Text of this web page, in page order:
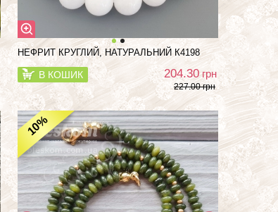
НЕФРИТ КРУГЛИЙ, НАТУРАЛЬНИЙ К4198
В КОШИК 204.30грн
227.00 грн
10%